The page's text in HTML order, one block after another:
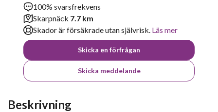
100% svarsfrekvens
Skarpnäck 7.7 km
Skador är försäkrade utan självrisk. Läs mer
Skicka en förfrågan
Skicka meddelande
Beskrivning